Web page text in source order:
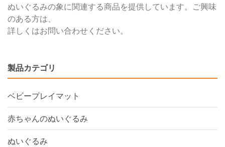
ぬいぐるみの象に関連する商品を提供しています。ご興味
のある方は、
詳しくはお問い合わせください。
製品カテゴリ
ベビープレイマット
赤ちゃんのぬいぐるみ
ぬいぐるみ